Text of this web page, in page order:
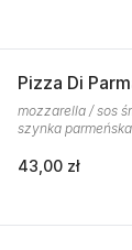
Pizza Di
mozzarella / sos
szynka
43,00 zł